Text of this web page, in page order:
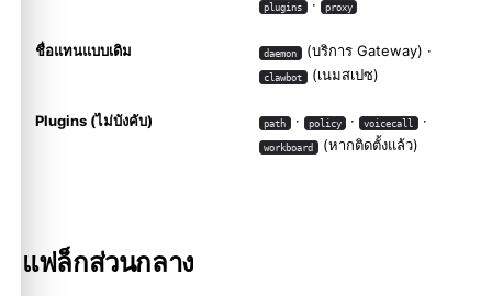
plugins · proxy
ชื่อแทนแบบเดิม daemon (บริการ Gateway) ·
clawbot (เนมสเปซ)
Plugins (ไม่บังคับ) path · policy · voicecall ·
workboard (หากติดตั้งแล้ว)
แฟล็กส่วนกลาง